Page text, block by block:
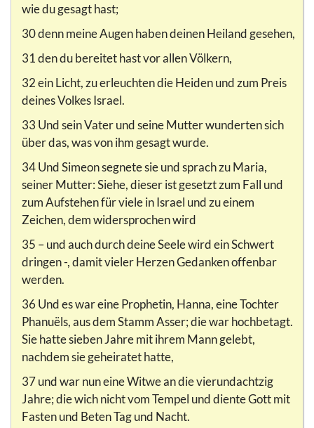
wie du gesagt hast;
30 denn meine Augen haben deinen Heiland gesehen,
31 den du bereitet hast vor allen Völkern,
32 ein Licht, zu erleuchten die Heiden und zum Preis
deines Volkes Israel.
33 Und sein Vater und seine Mutter wunderten sich
über das, was von ihm gesagt wurde.
34 Und Simeon segnete sie und sprach zu Maria,
seiner Mutter: Siehe, dieser ist gesetzt zum Fall und
zum Aufstehen für viele in Israel und zu einem
Zeichen, dem widersprochen wird
35 – und auch durch deine Seele wird ein Schwert
dringen -, damit vieler Herzen Gedanken offenbar
werden.
36 Und es war eine Prophetin, Hanna, eine Tochter
Phanuëls, aus dem Stamm Asser; die war hochbetagt.
Sie hatte sieben Jahre mit ihrem Mann gelebt,
nachdem sie geheiratet hatte,
37 und war nun eine Witwe an die vierundachtzig
Jahre; die wich nicht vom Tempel und diente Gott mit
Fasten und Beten Tag und Nacht.